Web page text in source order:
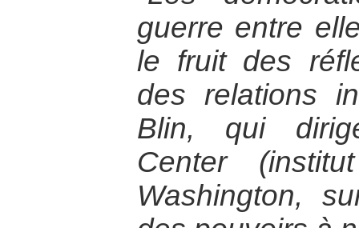
guerre entre
le fruit des
des relations
Blin, qui
Center
Washington,